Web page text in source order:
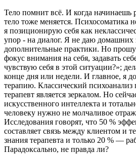
Тело помнит всё. И когда начинаешь
тело тоже меняется. Психосоматика
я позиционирую себя как
упор - на диалог. Я не даю домашних
дополнительные практики. Но
фокус внимания на себя, задавать
чувствую себя в этой ситуации?»;
конце дня или недели. И главное, я
терапию. Классический психоанализ
терапевт является зеркалом. Но
искусственного интеллекта и
человеку нужно не молчаливое
Исследования говорят, что 50 %
составляет связь между клиентом и
знания терапевта и только 20 % —
Парадоксально, не правда ли?